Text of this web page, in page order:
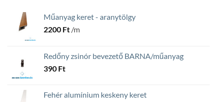
Műanyag keret - aranytölgy
2200 Ft /m
Redőny zsinór bevezető BARNA/műanyag
390 Ft
Fehér alumínium keskeny keret